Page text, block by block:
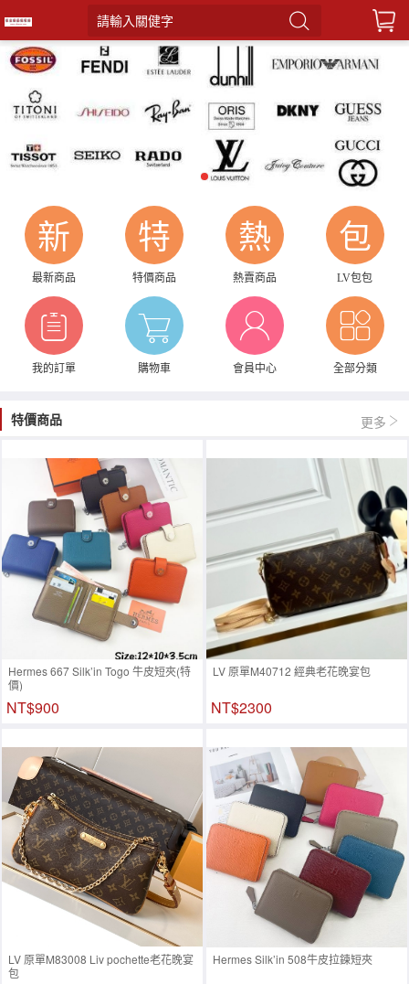
請輸入關健字
新
最新商品
特
特價商品
熱
熱賣商品
包
LV包包
我的訂單 購物車 會員中心 全部分類
特價商品 更多
Hermes 667 Silk’in Togo 牛皮短夾(特
價)
NT$900
LV 原單M40712 經典老花晚宴包
NT$2300
LV 原單M83008 Liv pochette老花晚宴
包
Hermes Silk’in 508牛皮拉鍊短夾